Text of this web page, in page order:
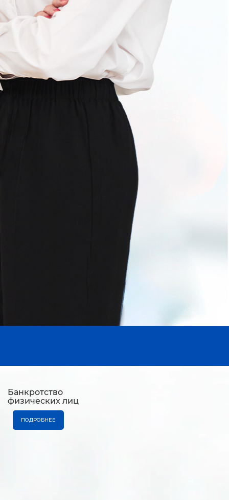
Банкротство
физических лиц
ПОДРОБНЕЕ